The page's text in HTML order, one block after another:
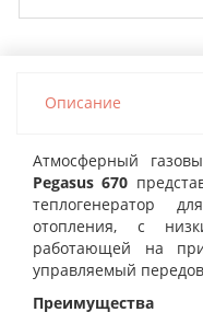
Описание
Атмосферный
Pegasus 670
теплогенератор
отопления, с
работающей на
управляемый
Преимущества